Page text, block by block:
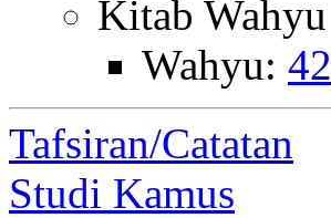
Kitab Wahyu
Wahyu: 42
Tafsiran/Catatan
Studi Kamus